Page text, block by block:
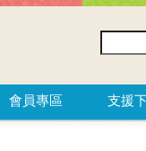
會員專區 支援